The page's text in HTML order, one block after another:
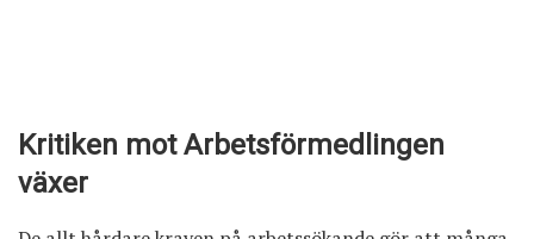
Kritiken mot Arbetsförmedlingen
växer